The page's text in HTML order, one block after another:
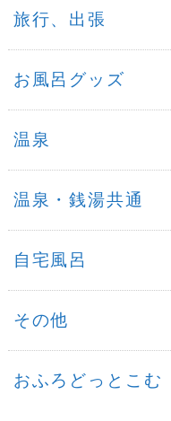
旅行、出張
お風呂グッズ
温泉
温泉・銭湯共通
自宅風呂
その他
おふろどっとこむ